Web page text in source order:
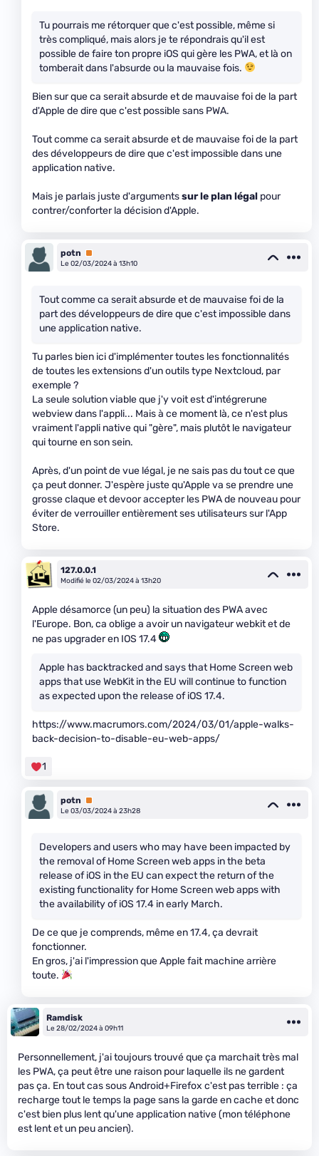
Tu pourrais me rétorquer que c'est possible, même si
très compliqué, mais alors je te répondrais qu'il est
possible de faire ton propre iOS qui gère les PWA, et là on
tomberait dans l'absurde ou la mauvaise fois.
Bien sur que ca serait absurde et de mauvaise foi de la part
d'Apple de dire que c'est possible sans PWA.
Tout comme ca serait absurde et de mauvaise foi de la part
des développeurs de dire que c'est impossible dans une
application native.
Mais je parlais juste d'argumentssur le plan légal pour
contrer/conforter la décision d'Apple.
potn
Premium
Le 02/03/2024 à 13h10
Tout comme ca serait absurde et de mauvaise foi de la
part des développeurs de dire que c'est impossible dans
une application native.
Tu parles bien ici d'implémenter toutes les fonctionnalités
de toutes les extensions d'un outils type Nextcloud, par
exemple ?
La seule solution viable que j'y voit est d'intégrerune
webview dans l'appli... Mais à ce moment là, ce n'est plus
vraiment l'appli native qui "gère", mais plutôt le navigateur
qui tourne en son sein.
Après, d'un point de vue légal, je ne sais pas du tout ce que
ça peut donner. J'espère juste qu'Apple va se prendre une
grosse claque et devoor accepter les PWA de nouveau pour
éviter de verrouiller entièrement ses utilisateurs sur l'App
Store.
127.0.0.1
Modifié le 02/03/2024 à 13h20
Apple désamorce (un peu) la situation des PWA avec
l'Europe. Bon, ca oblige a avoir un navigateur webkit et de
ne pas upgrader en IOS 17.4
Apple has backtracked and says that ‌Home Screen‌ web
apps that use WebKit in the EU will continue to function
as expected upon the release of iOS 17.4.
https://www.macrumors.com/2024/03/01/apple-walks-
back-decision-to-disable-eu-web-apps/
1
potn
Premium
Le 03/03/2024 à 23h28
Developers and users who may have been impacted by
the removal of Home Screen web apps in the beta
release of iOS in the EU can expect the return of the
existing functionality for Home Screen web apps with
the availability of iOS 17.4 in early March.
De ce que je comprends, même en 17.4, ça devrait
fonctionner.
En gros, j'ai l'impression que Apple fait machine arrière
toute.
Ramdisk
Le 28/02/2024 à 09h11
Personnellement, j'ai toujours trouvé que ça marchait très mal
les PWA, ça peut être une raison pour laquelle ils ne gardent
pas ça. En tout cas sous Android+Firefox c'est pas terrible : ça
recharge tout le temps la page sans la garde en cache et donc
c'est bien plus lent qu'une application native (mon téléphone
est lent et un peu ancien).